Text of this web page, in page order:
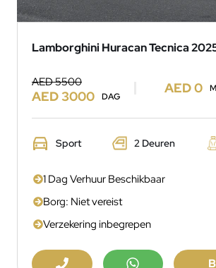
Lamborghini Huracan Tecnica
AED 5500
AED 3000 DAG
AED 0
Sport 2 Deuren
1 Dag Verhuur Beschikbaar
Borg: Niet vereist
Verzekering inbegrepen